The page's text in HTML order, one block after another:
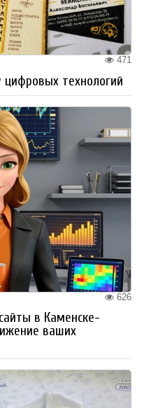
471
цифровых технологий
626
в Каменске-
ваших